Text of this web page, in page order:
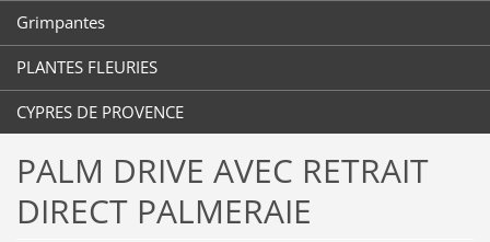
Grimpantes
PLANTES FLEURIES
CYPRES DE PROVENCE
PALM DRIVE AVEC RETRAIT
DIRECT PALMERAIE